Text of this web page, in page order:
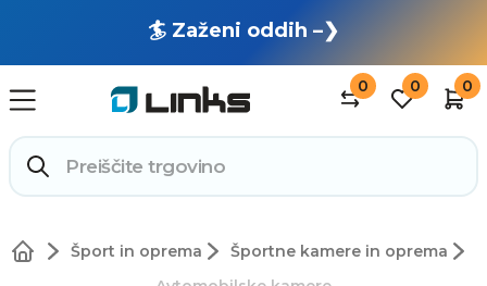
🏄 Zaženi oddih –❯
0 0 0
Šport in oprema
Športne kamere in oprema